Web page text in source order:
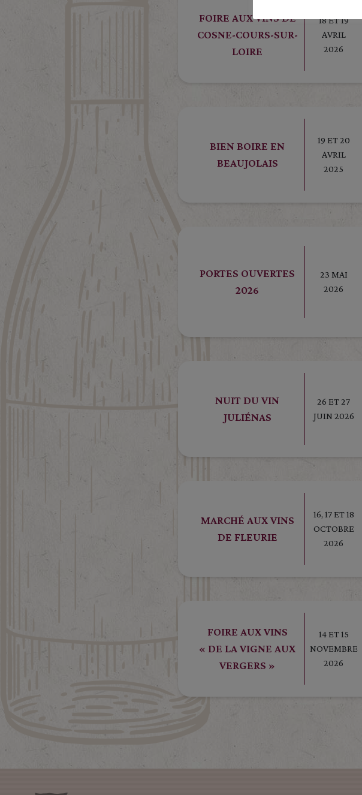
FOIRE AUX VINS DE
COSNE-COURS-SUR-
LOIRE
18 ET 19
AVRIL
2026
BIEN BOIRE EN
BEAUJOLAIS
19 ET 20
AVRIL
2025
PORTES OUVERTES
2026
23 MAI
2026
NUIT DU VIN
JULIÉNAS
26 ET 27
JUIN 2026
MARCHÉ AUX VINS
DE FLEURIE
16, 17 ET 18
OCTOBRE
2026
FOIRE AUX VINS
« DE LA VIGNE AUX
VERGERS »
14 ET 15
NOVEMBRE
2026